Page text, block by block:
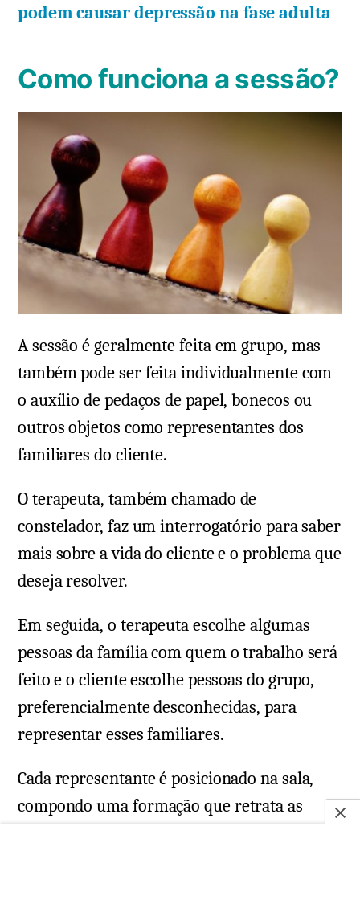
podem causar depressão na fase adulta
Como funciona a sessão?
A sessão é geralmente feita em grupo, mas
também pode ser feita individualmente com
o auxílio de pedaços de papel, bonecos ou
outros objetos como representantes dos
familiares do cliente.
O terapeuta, também chamado de
constelador, faz um interrogatório para saber
mais sobre a vida do cliente e o problema que
deseja resolver.
Em seguida, o terapeuta escolhe algumas
pessoas da família com quem o trabalho será
feito e o cliente escolhe pessoas do grupo,
preferencialmente desconhecidas, para
representar esses familiares.
Cada representante é posicionado na sala,
compondo uma formação que retrata as